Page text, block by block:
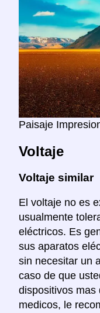
Paisaje
Voltaje
Voltaje similar
El voltaje no es
usualmente
eléctricos. Es
sus aparatos
sin necesitar un
caso de que
dispositivos mas
medicos, le